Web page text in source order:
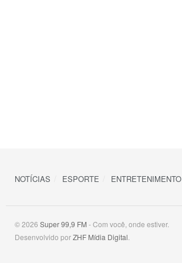
NOTÍCIAS ESPORTE ENTRETENIMENTO
© 2026 Super 99,9 FM - Com você, onde estiver.
Desenvolvido porZHF Mídia Digital